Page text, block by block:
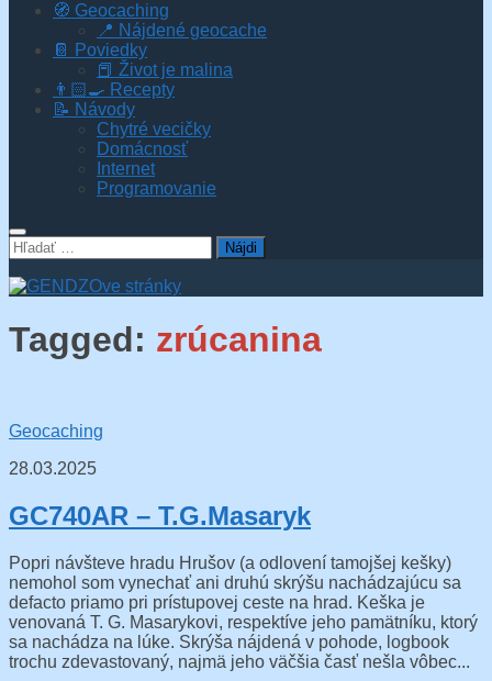
🧭 Geocaching
📍 Nájdené geocache
📔 Poviedky
📕 Život je malina
👨🏻‍🍳 Recepty
📝 Návody
Chytré vecičky
Domácnosť
Internet
Programovanie
Hľadať:
Tagged: zrúcanina
Geocaching
28.03.2025
GC740AR – T.G.Masaryk
Popri návšteve hradu Hrušov (a odlovení tamojšej kešky)
nemohol som vynechať ani druhú skrýšu nachádzajúcu sa
defacto priamo pri prístupovej ceste na hrad. Keška je
venovaná T. G. Masarykovi, respektíve jeho pamätníku, ktorý
sa nachádza na lúke. Skrýša nájdená v pohode, logbook
trochu zdevastovaný, najmä jeho väčšia časť nešla vôbec...